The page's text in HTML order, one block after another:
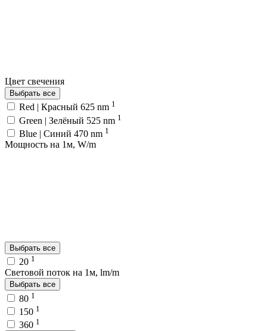
Цвет свечения
Выбрать все
Red | Красный 625 nm 1
Green | Зелёный 525 nm 1
Blue | Синий 470 nm 1
Мощность на 1м, W/m
Выбрать все
20 1
Световой поток на 1м, lm/m
Выбрать все
80 1
150 1
360 1